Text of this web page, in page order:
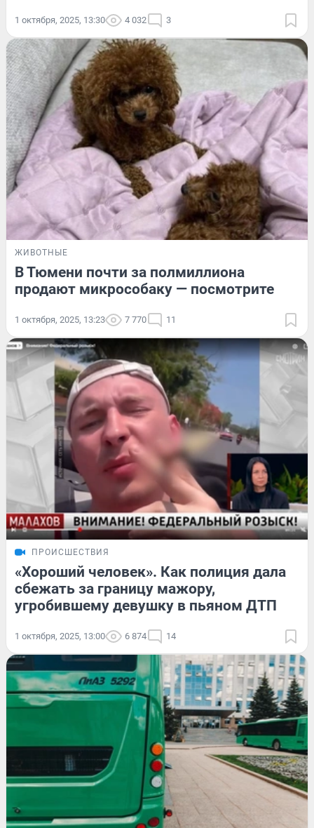
1 октября, 2025, 13:30 4 032 3
ЖИВОТНЫЕ
В Тюмени почти за полмиллиона
продают микрособаку — посмотрите
1 октября, 2025, 13:23 7 770 11
ПРОИСШЕСТВИЯ
«Хороший человек». Как полиция дала
сбежать за границу мажору,
угробившему девушку в пьяном ДТП
1 октября, 2025, 13:00 6 874 14